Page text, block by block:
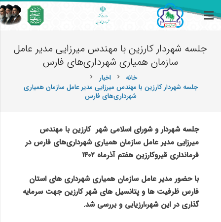
جلسه شهردار کارزین با مهندس میرزایی مدیر عامل
سازمان همیاری شهرداری‌های فارس
خانه chevron_right اخبار chevron_right
جلسه شهردار کارزین با مهندس میرزایی مدیر عامل سازمان همیاری
شهرداری‌های فارس
جلسه شهردار و شورای اسلامی شهر کارزین با مهندس
میرزایی مدیر عامل سازمان همیاری شهرداری‌های فارس در
فرمانداری قیروکارزین هفتم آذرماه ۱۴۰۲
با حضور مدیر عامل سازمان همیاری شهرداری های استان
فارس ظرفیت ها و پتانسیل های شهر کارزین جهت سرمایه
گذاری در این شهر،ارزیابی و بررسی شد.